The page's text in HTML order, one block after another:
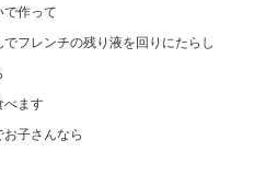
で作って
フレンチの残り液を回りにたらし
べます
子さんなら